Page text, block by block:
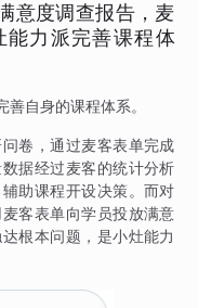
意度调查报告，麦
能力派完善课程体
自身的课程体系。
卷，通过麦客表单完成
据经过麦客的统计分析
助课程开设决策。而对
客表单向学员投放满意
根本问题，是小灶能力